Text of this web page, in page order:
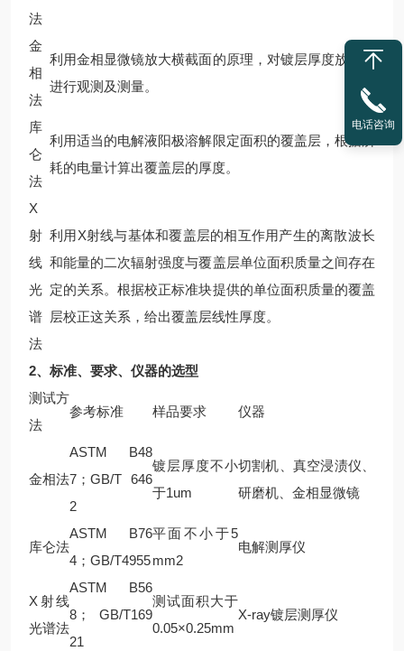
法
金
相
法
利用金相显微镜放大横截面的原理，对镀层厚度放大，
进行观测及测量。
库
仑
法
利用适当的电解液阳极溶解限定面积的覆盖层，根据所
耗的电量计算出覆盖层的厚度。
X
射
线
光
谱
法
利用X射线与基体和覆盖层的相互作用产生的离散波长
和能量的二次辐射强度与覆盖层单位面积质量之间存在
定的关系。根据校正标准块提供的单位面积质量的覆盖
层校正这关系，给出覆盖层线性厚度。
2、标准、要求、仪器的选型
测试方
法
参考标准 样品要求 仪器
金相法
ASTM B48
7 ；GB/T 646
2
镀层厚度不小
于1um
切割机、真空浸渍仪、
研磨机、金相显微镜
库仑法
ASTM B76
4 ；GB/T4955
平面不小于5
mm2
电解测厚仪
X 射线
光谱法
ASTM B56
8 ； GB/T169
21
测试面积大于
0.05×0.25mm
X-ray镀层测厚仪
电话咨询